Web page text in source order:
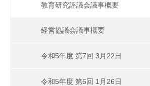
教育研究評議会議事概要
経営協議会議事概要
令和5年度 第7回 3月22日
令和5年度 第6回 1月26日